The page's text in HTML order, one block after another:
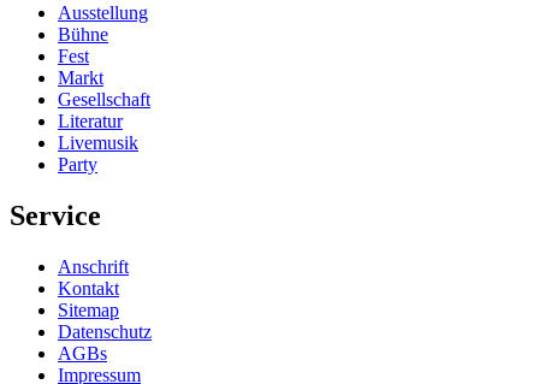
Ausstellung
Bühne
Fest
Markt
Gesellschaft
Literatur
Livemusik
Party
Service
Anschrift
Kontakt
Sitemap
Datenschutz
AGBs
Impressum